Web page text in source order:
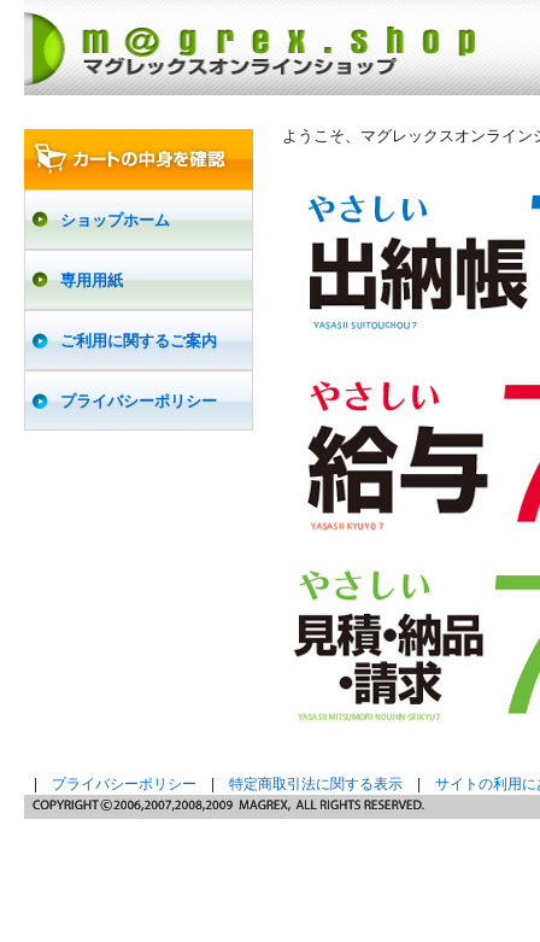
ショップホーム
専用用紙
ご利用に関するご案内
プライバシーポリシー
ようこそ、マグレックスオンライン
プライバシーポリシー 特定商取引法に関する表示 サイトの利用に